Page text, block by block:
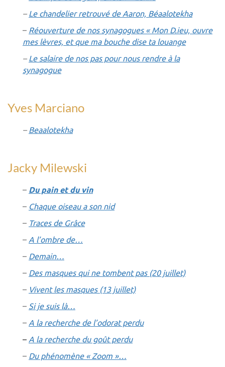
– Le chandelier retrouvé de Aaron, Béaalotekha
– Réouverture de nos synagogues « Mon D.ieu, ouvre
mes lèvres, et que ma bouche dise ta louange
– Le salaire de nos pas pour nous rendre à la
synagogue
Yves Marciano
– Beaalotekha
Jacky Milewski
– Du pain et du vin
– Chaque oiseau a son nid
– Traces de Grâce
– A l’ombre de…
– Demain…
– Des masques qui ne tombent pas (20 juillet)
– Vivent les masques (13 juillet)
– Si je suis là…
– A la recherche de l’odoratperdu
– A la recherche du goût perdu
– Du phénomène « Zoom »…